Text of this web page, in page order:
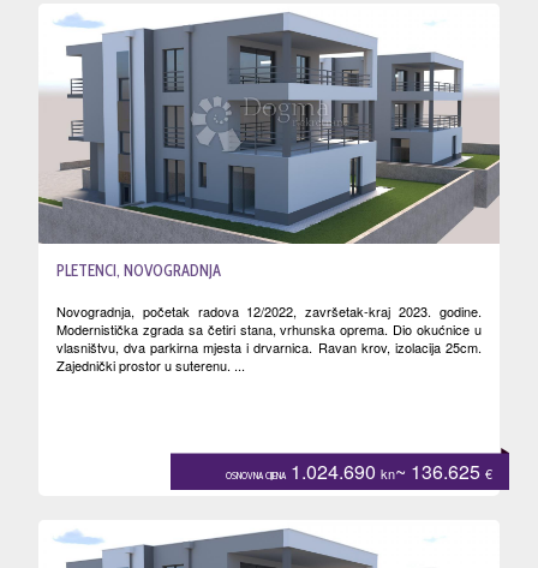
PLETENCI, NOVOGRADNJA
Novogradnja, početak radova 12/2022, završetak-kraj 2023. godine.
Modernistička zgrada sa četiri stana, vrhunska oprema. Dio okućnice u
vlasništvu, dva parkirna mjesta i drvarnica. Ravan krov, izolacija 25cm.
Zajednički prostor u suterenu. ...
OSNOVNA CIJENA 1.024.690 kn~ 136.625 €